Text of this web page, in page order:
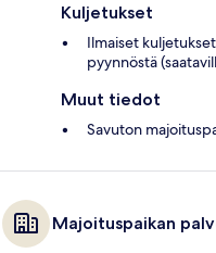
Kuljetukset
Ilmaiset
pyynnöstä
Muut tiedot
Savuton
Majoituspaikan